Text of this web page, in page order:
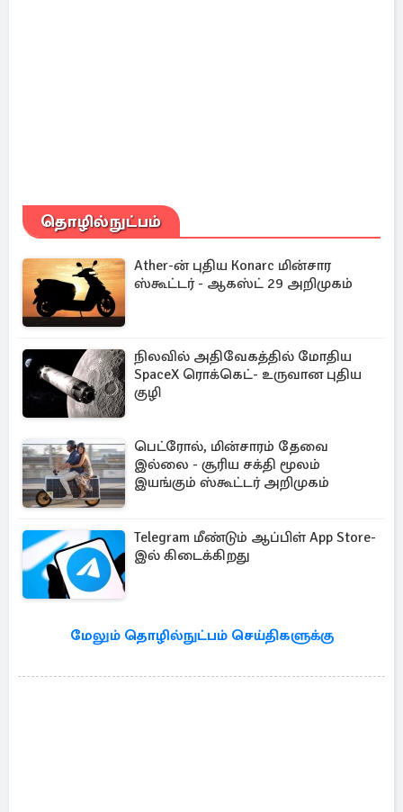
தொழில்நுட்பம்
Ather-ன் புதிய Konarc மின்சார
ஸ்கூட்டர் - ஆகஸ்ட் 29 அறிமுகம்
நிலவில் அதிவேகத்தில் மோதிய
SpaceX ரொக்கெட்- உருவான புதிய
குழி
பெட்ரோல், மின்சாரம் தேவை
இல்லை - சூரிய சக்தி மூலம்
இயங்கும் ஸ்கூட்டர் அறிமுகம்
Telegram மீண்டும் ஆப்பிள் App Store-
இல் கிடைக்கிறது
மேலும் தொழில்நுட்பம் செய்திகளுக்கு